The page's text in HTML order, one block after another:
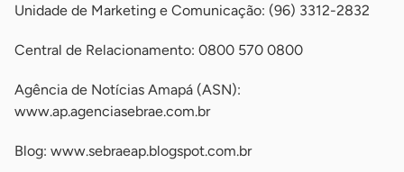
Unidade de Marketing e Comunicação: (96) 3312-2832
Central de Relacionamento: 0800 570 0800
Agência de Notícias Amapá (ASN):
www.ap.agenciasebrae.com.br
Blog: www.sebraeap.blogspot.com.br